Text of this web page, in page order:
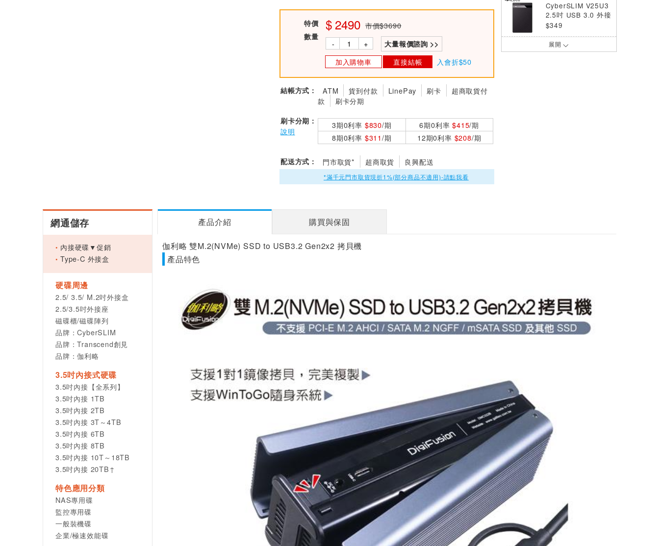
特價 2490 市價$3690
數量
- + 大量報價諮詢 >>
加入購物車 直接結帳 入會折$50
結帳方式： ATM 貨到付款 LinePay 刷卡
超商取貨付
款
刷卡分期
刷卡分期：
說明
3期0利率 $830/期 6期0利率$415/期
8期0利率 $311/期 12期0利率 $208/期
配送方式： 門市取貨* 超商取貨 良興配送
*滿千元門市取貨現折1%(部分商品不適用)-請點我看
CyberSLIM V25U3
2.5吋 USB 3.0 外接
盒 黑
$349
UGREEN綠聯 2.5
加強版 AD(U3I-693
$1250
展開
網通儲存
內接硬碟▼促銷
Type-C 外接盒
硬碟周邊
2.5/ 3.5/ M.2吋外接盒
2.5/3.5吋外接座
磁碟櫃/磁碟陣列
品牌：CyberSLIM
品牌：Transcend創見
品牌：伽利略
3.5吋內接式硬碟
3.5吋內接【全系列】
3.5吋內接 1TB
3.5吋內接 2TB
3.5吋內接 3T～4TB
3.5吋內接 6TB
3.5吋內接 8TB
3.5吋內接 10T～18TB
3.5吋內接 20TB↑
特色應用分類
NAS專用碟
監控專用碟
一般裝機碟
企業/極速效能碟
產品介紹 購買與保固
伽利略 雙M.2(NVMe) SSD to USB3.2 Gen2x2 拷貝機
產品特色